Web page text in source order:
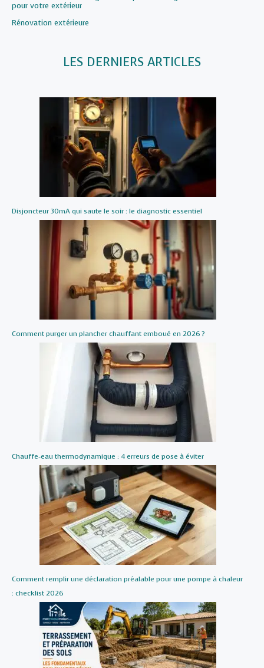
pour votre extérieur
Par rapport à
Rénovation extérieure
LES DERNIERS ARTICLES
Disjoncteur 30mA qui saute le soir : le diagnostic essentiel
Comment purger un plancher chauffant emboué en 2026 ?
Chauffe-eau thermodynamique : 4 erreurs de pose à éviter
Comment remplir une déclaration préalable pour une pompe à chaleur
: checklist 2026